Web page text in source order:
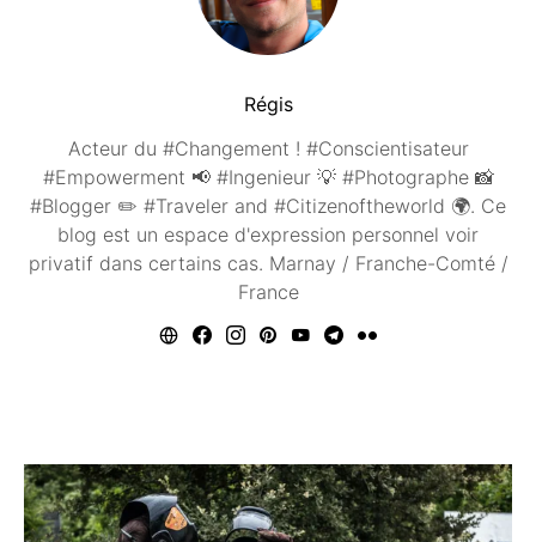
Régis
Acteur du #Changement ! #Conscientisateur
#Empowerment 📢 #Ingenieur 💡 #Photographe 📸
#Blogger ✏️ #Traveler and #Citizenoftheworld 🌍. Ce
blog est un espace d'expression personnel voir
privatif dans certains cas. Marnay / Franche-Comté /
France